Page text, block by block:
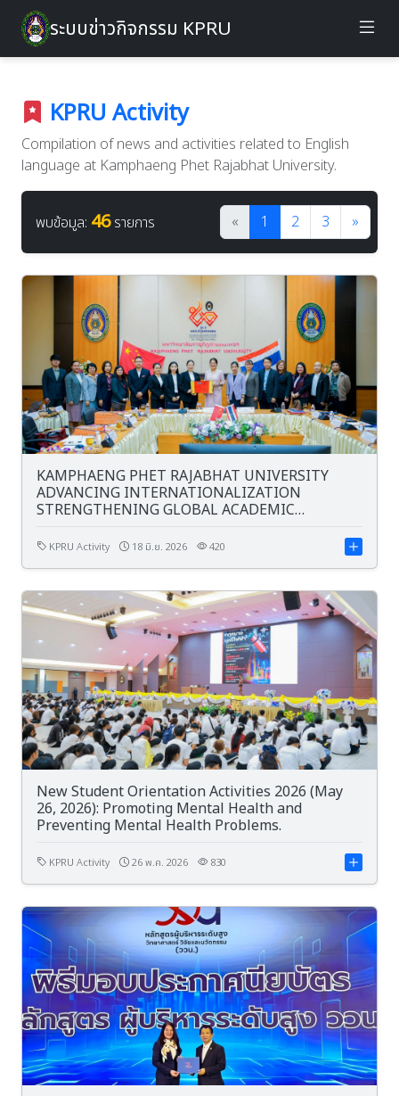
ระบบข่าวกิจกรรม KPRU
KPRU Activity
Compilation of news and activities related to English
language at Kamphaeng Phet Rajabhat University.
พบข้อมูล: 46 รายการ « 1 2 3 »
KAMPHAENG PHET RAJABHAT UNIVERSITY
ADVANCING INTERNATIONALIZATION
STRENGTHENING GLOBAL ACADEMIC
KPRU Activity 18 มิ.ย. 2026 420
New Student Orientation Activities 2026 (May
26, 2026): Promoting Mental Health and
Preventing Mental Health Problems.
KPRU Activity 26 พ.ค. 2026 830